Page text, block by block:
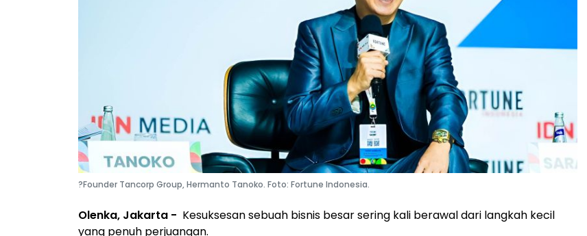
?Founder Tancorp Group, Hermanto Tanoko. Foto: Fortune Indonesia.
Olenka, Jakarta - Kesuksesan sebuah bisnis besar sering kali berawal dari langkah kecil
yang penuh perjuangan.